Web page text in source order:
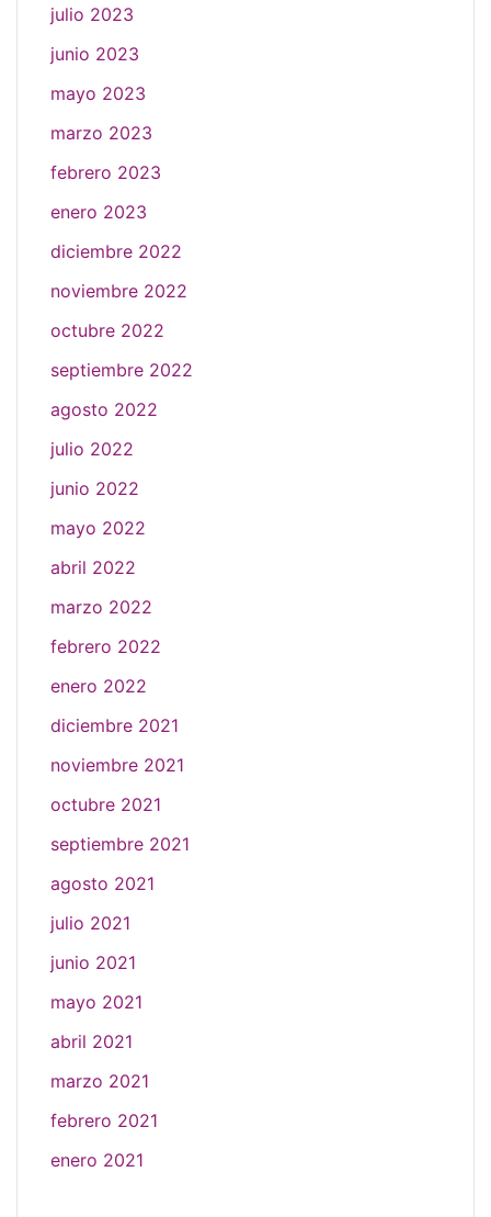
julio 2023
junio 2023
mayo 2023
marzo 2023
febrero 2023
enero 2023
diciembre 2022
noviembre 2022
octubre 2022
septiembre 2022
agosto 2022
julio 2022
junio 2022
mayo 2022
abril 2022
marzo 2022
febrero 2022
enero 2022
diciembre 2021
noviembre 2021
octubre 2021
septiembre 2021
agosto 2021
julio 2021
junio 2021
mayo 2021
abril 2021
marzo 2021
febrero 2021
enero 2021